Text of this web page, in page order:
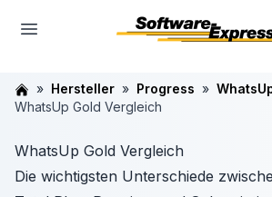
Hersteller Progress
WhatsUp Gold Vergleich
WhatsUp Gold Vergleich
Die wichtigsten Unterschiede